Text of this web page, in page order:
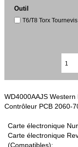
Outil
T6/T8 Torx
WD4000AAJS
Contrôleur PCB 2060-
Carte électronique
Carte électronique
(Compatibles);